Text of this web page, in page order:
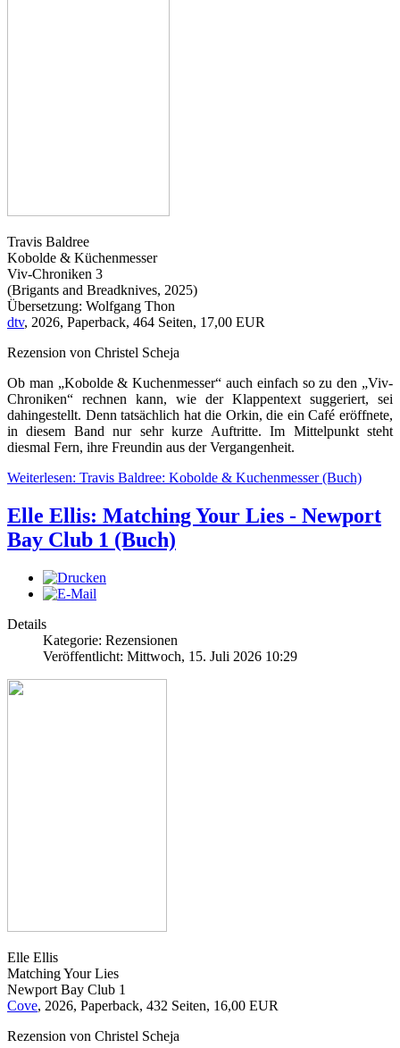
Travis Baldree
Kobolde & Küchenmesser
Viv-Chroniken 3
(Brigants and Breadknives, 2025)
Übersetzung: Wolfgang Thon
dtv, 2026, Paperback, 464 Seiten, 17,00 EUR
Rezension von Christel Scheja
Ob man „Kobolde & Kuchenmesser“ auch einfach so zu den „Viv-
Chroniken“ rechnen kann, wie der Klappentext suggeriert, sei
dahingestellt. Denn tatsächlich hat die Orkin, die ein Café eröffnete,
in diesem Band nur sehr kurze Auftritte. Im Mittelpunkt steht
diesmal Fern, ihre Freundin aus der Vergangenheit.
Weiterlesen: Travis Baldree: Kobolde & Kuchenmesser (Buch)
Elle Ellis: Matching Your Lies - Newport
Bay Club 1 (Buch)
Details
Kategorie: Rezensionen
Veröffentlicht: Mittwoch, 15. Juli 2026 10:29
Elle Ellis
Matching Your Lies
Newport Bay Club 1
Cove, 2026, Paperback, 432 Seiten, 16,00 EUR
Rezension von Christel Scheja